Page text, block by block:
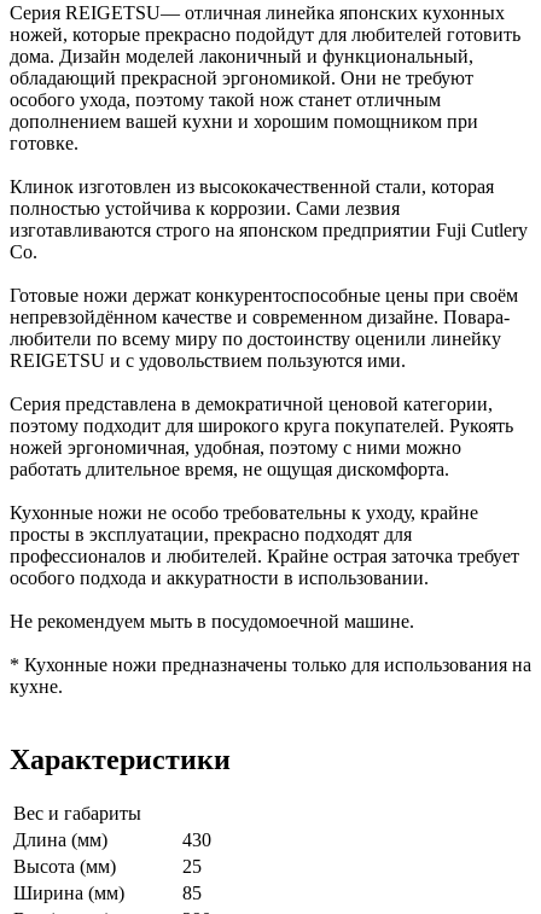
Серия REIGETSU— отличная линейка японских кухонных
ножей, которые прекрасно подойдут для любителей готовить
дома. Дизайн моделей лаконичный и функциональный,
обладающий прекрасной эргономикой. Они не требуют
особого ухода, поэтому такой нож станет отличным
дополнением вашей кухни и хорошим помощником при
готовке.
Клинок изготовлен из высококачественной стали, которая
полностью устойчива к коррозии. Сами лезвия
изготавливаются строго на японском предприятии Fuji Cutlery
Co.
Готовые ножи держат конкурентоспособные цены при своём
непревзойдённом качестве и современном дизайне. Повара-
любители по всему миру по достоинству оценили линейку
REIGETSU и с удовольствием пользуются ими.
Серия представлена в демократичной ценовой категории,
поэтому подходит для широкого круга покупателей. Рукоять
ножей эргономичная, удобная, поэтому с ними можно
работать длительное время, не ощущая дискомфорта.
Кухонные ножи не особо требовательны к уходу, крайне
просты в эксплуатации, прекрасно подходят для
профессионалов и любителей. Крайне острая заточка требует
особого подхода и аккуратности в использовании.
Не рекомендуем мыть в посудомоечной машине.
* Кухонные ножи предназначены только для использования на
кухне.
Характеристики
Вес и габариты
Длина (мм)
430
Высота (мм)
25
Ширина (мм)
85